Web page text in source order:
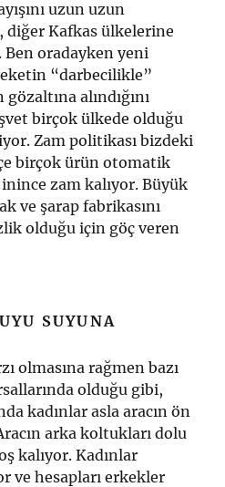
uzun uzun
diğer Kafkas ülkelerine
oradayken yeni
“darbecilikle”
alındığını
birçok ülkede olduğu
Zam politikası bizdeki
birçok ürün otomatik
zam kalıyor. Büyük
ve şarap fabrikasını
olduğu için göç veren
SUYUNA
olmasına rağmen bazı
olduğu gibi,
kadınlar asla aracın ön
arka koltukları dolu
kalıyor. Kadınlar
ve hesapları erkekler